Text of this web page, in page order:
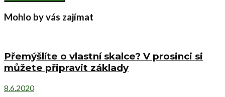
Mohlo by vás zajímat
Přemýšlíte o vlastní skalce? V prosinci si
můžete připravit základy
8.6.2020